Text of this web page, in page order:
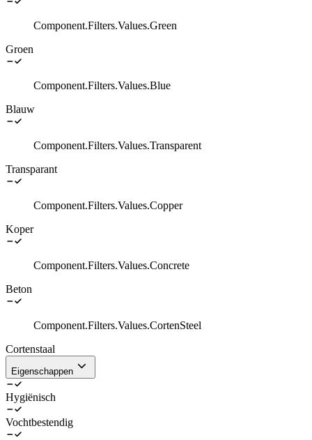
Component.Filters.Values.Green
Groen
Component.Filters.Values.Blue
Blauw
Component.Filters.Values.Transparent
Transparant
Component.Filters.Values.Copper
Koper
Component.Filters.Values.Concrete
Beton
Component.Filters.Values.CortenSteel
Cortenstaal
Eigenschappen
Hygiënisch
Vochtbestendig